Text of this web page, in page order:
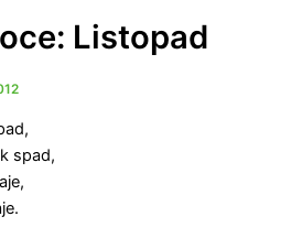
Listopad
spad,